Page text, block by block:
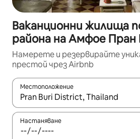
Ваканционни жилища
района на Амфое Пран
Намерете и резервирайте
престой чрез Airbnb
Местоположение
Когато резултатите се
Настаняване